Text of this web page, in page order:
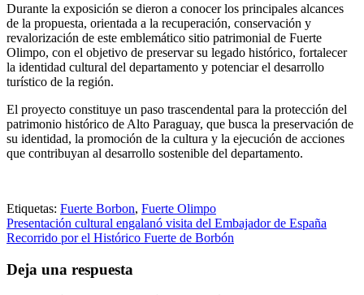
Durante la exposición se dieron a conocer los principales alcances
de la propuesta, orientada a la recuperación, conservación y
revalorización de este emblemático sitio patrimonial de Fuerte
Olimpo, con el objetivo de preservar su legado histórico, fortalecer
la identidad cultural del departamento y potenciar el desarrollo
turístico de la región.
El proyecto constituye un paso trascendental para la protección del
patrimonio histórico de Alto Paraguay, que busca la preservación de
su identidad, la promoción de la cultura y la ejecución de acciones
que contribuyan al desarrollo sostenible del departamento.
Etiquetas: Fuerte Borbon, Fuerte Olimpo
Navegación
de
entradas
Presentación cultural engalanó visita del Embajador de España
Recorrido por el Histórico Fuerte de Borbón
Deja una respuesta